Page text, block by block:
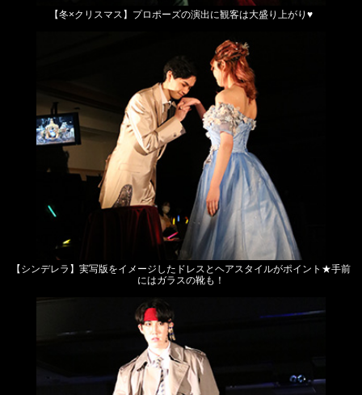
【冬×クリスマス】 プロポーズの演出に観客は大盛り上がり♥
【シンデレラ】実写版をイメージしたドレスとヘアスタイルがポイント★手前
にはガラスの靴も！